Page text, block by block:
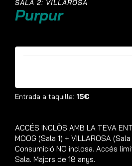
SALA 2: VILLAROSA
Purpur
Entrada a taquilla: 15€
ACCÉS INCLÒS AMB LA TEVA
MOOG (Sala 1) + VILLAROSA
Consumició NO inclosa. Accés
Sala. Majors de 18 anys.